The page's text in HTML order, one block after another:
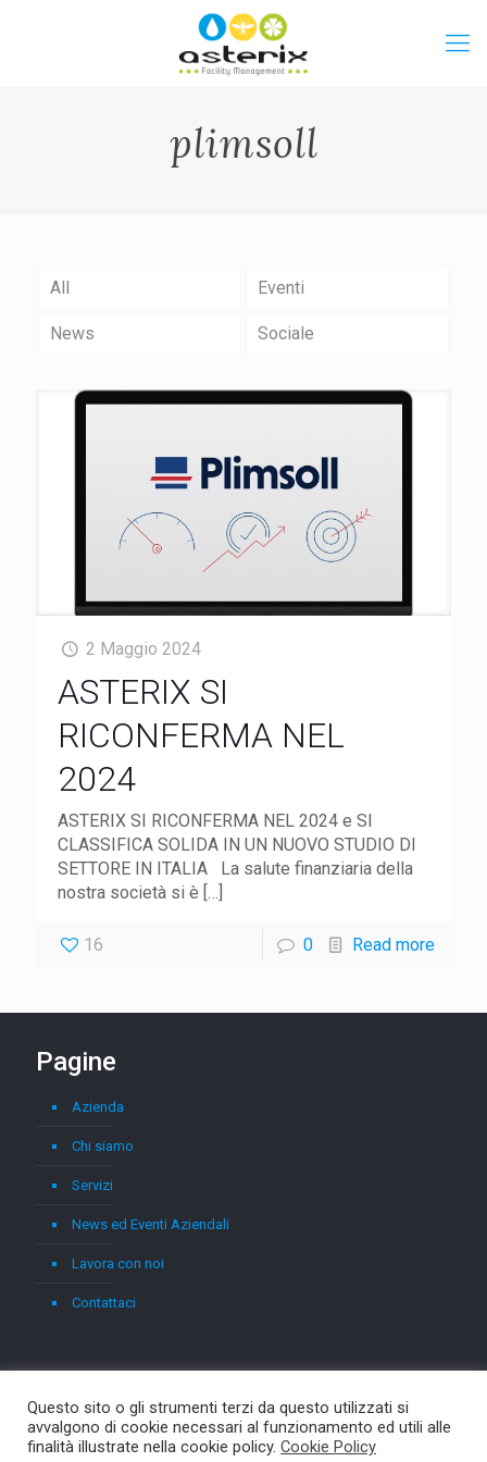
plimsoll
All Eventi
News Sociale
2 Maggio 2024
ASTERIX SI
RICONFERMA NEL
2024
ASTERIX SI RICONFERMA NEL 2024 e SI
CLASSIFICA SOLIDA IN UN NUOVO STUDIO DI
SETTORE IN ITALIA La salute finanziaria della
nostra società si è […]
16 0 Read more
Pagine
Azienda
Chi siamo
Servizi
News ed Eventi Aziendali
Lavora con noi
Contattaci
Questo sito o gli strumenti terzi da questo utilizzati si
avvalgono di cookie necessari al funzionamento ed utili alle
finalità illustrate nella cookie policy. Cookie Policy